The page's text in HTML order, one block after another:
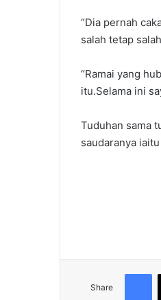
“Dia pernah
salah tetap
“Ramai yang
itu.Selama ini
Tuduhan sama
saudaranya
Share